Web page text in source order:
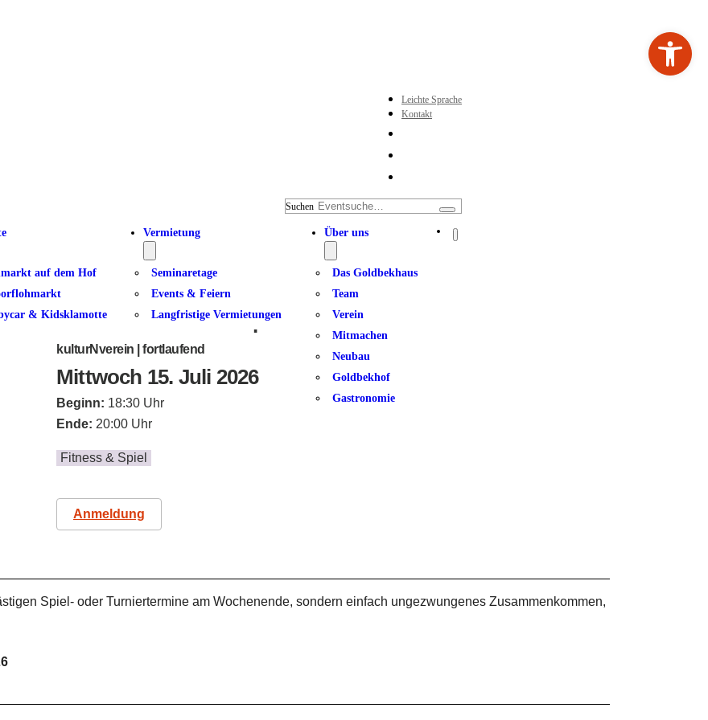
Leichte Sprache
Kontakt
Suchen
auf dem Hof
& Kidsklamotte
Vermietung
Seminaretage
Events & Feiern
Langfristige Vermietungen
Über uns
Das Goldbekhaus
Team
Verein
Mitmachen
Neubau
Goldbekhof
Gastronomie
Basketball – Sommerpause
kulturNverein | fortlaufend
Mittwoch 15. Juli 2026
Beginn: 18:30 Uhr
Ende: 20:00 Uhr
Fitness & Spiel
Anmeldung
Spiel- oder Turniertermine am Wochenende, sondern einfach ungezwungenes Zusammenkommen,